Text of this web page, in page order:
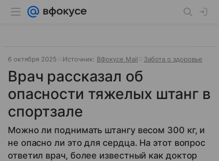
6 октября 2025 Источник: ВФокусе Mail Забота о здоровье
Врач рассказал об
опасности тяжелых штанг в
спортзале
Можно ли поднимать штангу весом 300 кг, и
не опасно ли это для сердца. На этот вопрос
ответил врач, более известный как доктор